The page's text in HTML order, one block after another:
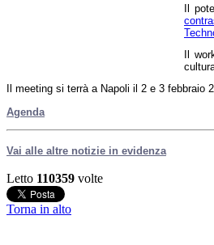
Il
Il
Il meeting si terrà a Napoli il 2 e 3 febbraio
Agenda
Vai alle altre notizie in evidenza
Letto 110359 volte
Torna in alto